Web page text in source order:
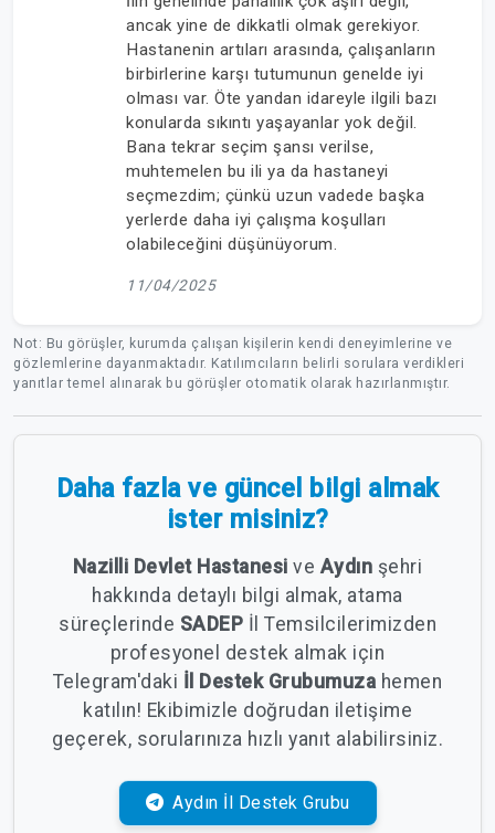
ancak yine de dikkatli olmak gerekiyor.
Hastanenin artıları arasında, çalışanların
birbirlerine karşı tutumunun genelde iyi
olması var. Öte yandan idareyle ilgili bazı
konularda sıkıntı yaşayanlar yok değil.
Bana tekrar seçim şansı verilse,
muhtemelen bu ili ya da hastaneyi
seçmezdim; çünkü uzun vadede başka
yerlerde daha iyi çalışma koşulları
olabileceğini düşünüyorum.
11/04/2025
Not: Bu görüşler, kurumda çalışan kişilerin kendi deneyimlerine ve
gözlemlerine dayanmaktadır. Katılımcıların belirli sorulara verdikleri
yanıtlar temel alınarak bu görüşler otomatik olarak hazırlanmıştır.
Daha fazla ve güncel bilgi almak
ister misiniz?
Nazilli Devlet Hastanesi ve Aydın şehri
hakkında detaylı bilgi almak, atama
süreçlerinde SADEP İl Temsilcilerimizden
profesyonel destek almak için
Telegram'daki İl Destek Grubumuza hemen
katılın! Ekibimizle doğrudan iletişime
geçerek, sorularınıza hızlı yanıt alabilirsiniz.
Aydın İl Destek Grubu